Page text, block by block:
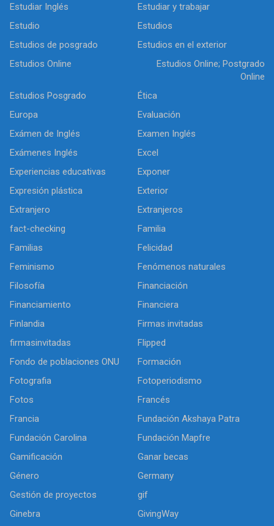
Estudiar Inglés
Estudiar y trabajar
Estudio
Estudios
Estudios de posgrado
Estudios en el exterior
Estudios Online
Estudios Online; Postgrado
Online
Estudios Posgrado
Ética
Europa
Evaluación
Exámen de Inglés
Examen Inglés
Exámenes Inglés
Excel
Experiencias educativas
Exponer
Expresión plástica
Exterior
Extranjero
Extranjeros
fact-checking
Familia
Familias
Felicidad
Feminismo
Fenómenos naturales
Filosofía
Financiación
Financiamiento
Financiera
Finlandia
Firmas invitadas
firmasinvitadas
Flipped
Fondo de poblaciones ONU
Formación
Fotografia
Fotoperiodismo
Fotos
Francés
Francia
Fundación Akshaya Patra
Fundación Carolina
Fundación Mapfre
Gamificación
Ganar becas
Género
Germany
Gestión de proyectos
gif
Ginebra
GivingWay